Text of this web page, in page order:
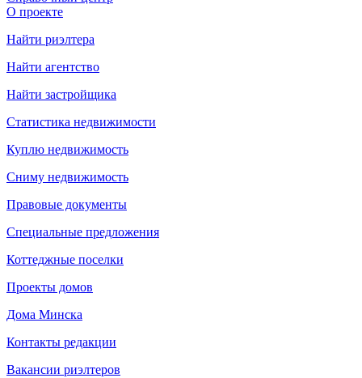
О проекте
Найти риэлтера
Найти агентство
Найти застройщика
Статистика недвижимости
Куплю недвижимость
Сниму недвижимость
Правовые документы
Специальные предложения
Коттеджные поселки
Проекты домов
Дома Минска
Контакты редакции
Вакансии риэлтеров